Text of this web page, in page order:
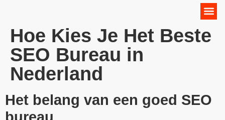
Hoe Kies Je Het Beste
SEO Bureau in
Nederland
Het belang van een goed SEO